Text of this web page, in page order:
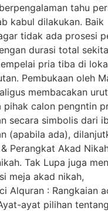
tahu
kabul dilakukan. Baik
tidak ada prosesi
durasi total
pria tiba di
Pembukaan oleh
membacakan
pihak calon pengntin
secara simbolis dari
(apabila ada),
Perangkat Akad
Tak Lupa juga
meja akad nikah,
Alquran : Rangkaian
ayat pilihan tentang